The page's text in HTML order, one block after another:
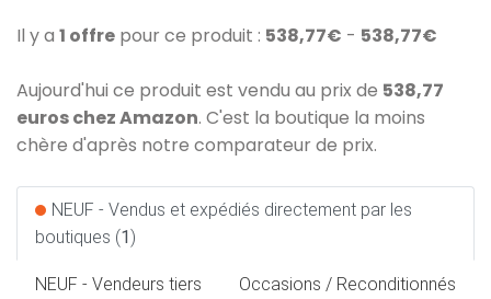
Il y a 1 offre pour ce produit : 538,77€ - 538,77€
Aujourd'hui ce produit est vendu au prix de 538,77
euros chez Amazon. C'est la boutique la moins
chère d'après notre comparateur de prix.
NEUF - Vendus et expédiés directement par les
boutiques (1)
NEUF - Vendeurs tiers Occasions / Reconditionnés